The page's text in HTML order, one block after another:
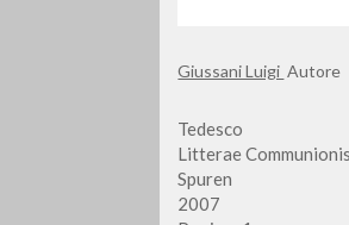
Giussani Luigi Autore
Tedesco
Litterae
Spuren
2007